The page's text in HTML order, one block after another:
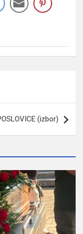
(izbor)